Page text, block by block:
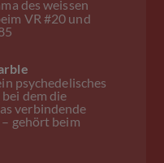
des weissen
VR #20 und
psychedelisches
dem die
verbindende
gehört beim